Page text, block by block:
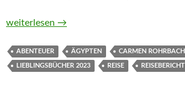
Im Reich von Isis und Osiris von Carmen
weiterlesen →
ABENTEUER ÄGYPTEN CARMEN ROHRBACH
LIEBLINGSBÜCHER 2023 REISE REISEBERICHT